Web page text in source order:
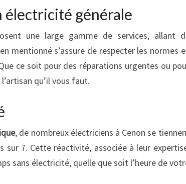
électricité générale
une large gamme de services, allant
mentionné s’assure de respecter les normes
ce soit pour des réparations urgentes ou
qu’il vous faut.
, de nombreux électriciens à Cenon se
sur 7. Cette réactivité, associée à leur
sans électricité, quelle que soit l’heure de